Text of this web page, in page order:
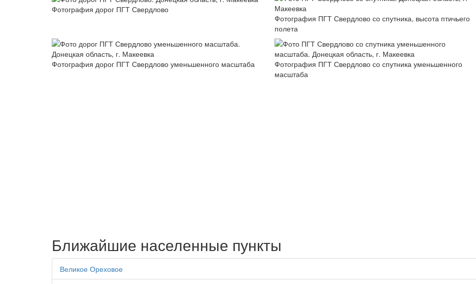
Фотография дорог ПГТ Свердлово
Фотография ПГТ Свердлово со спутника, высота птичьего
полета
Фотография дорог ПГТ Свердлово уменьшенного масштаба
Фотография ПГТ Свердлово со спутника уменьшенного
масштаба
Ближайшие населенные пункты
Великое Ореховое